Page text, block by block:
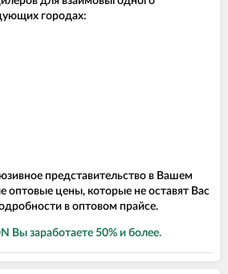
городах:
представительство в Вашем
оптовые цены, которые не оставят Вас
в оптовом прайсе.
Вы заработаете 50% и более.